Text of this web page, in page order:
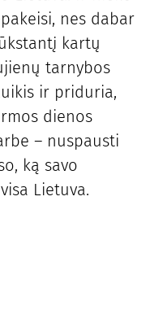
nes dabar
kartų
tarnybos
ir priduria,
dienos
– nuspausti
ką savo
Lietuva.